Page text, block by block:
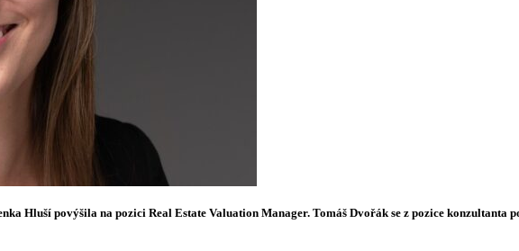
Hluší povýšila na pozici Real Estate Valuation Manager. Tomáš Dvořák se z pozice konzultanta